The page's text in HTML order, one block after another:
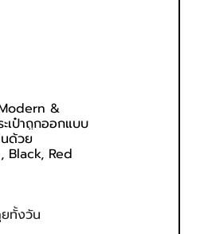
&
เป๋าถูกออกแบบ
ด้วย
Black, Red
ทั้งวัน